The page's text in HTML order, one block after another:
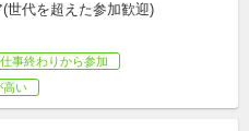
世代を超えた参加歓迎)
事終わりから参加
高い